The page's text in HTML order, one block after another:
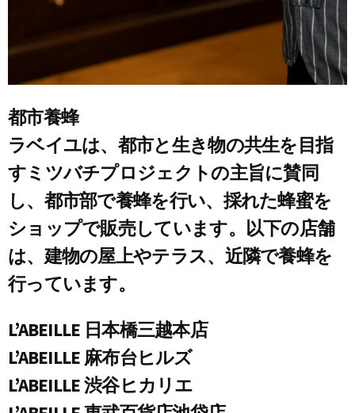
都市養蜂
ラベイユは、都市と生き物の共生を目指
すミツバチプロジェクトの主旨に賛同
し、都市部で養蜂を行い、採れた蜂蜜を
ショップで販売しています。以下の店舗
は、建物の屋上やテラス、近隣で養蜂を
行っています。
L’ABEILLE 日本橋三越本店
L’ABEILLE 麻布台ヒルズ
L’ABEILLE 渋谷ヒカリエ